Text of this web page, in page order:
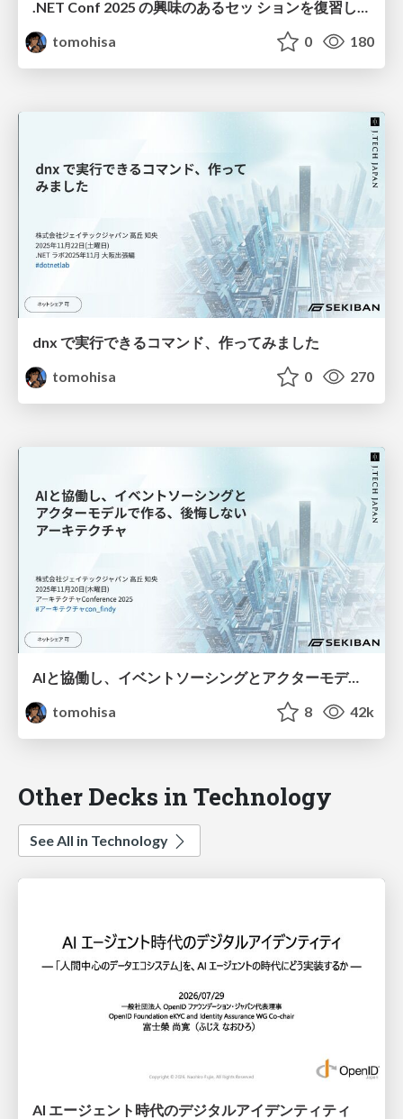
tomohisa
0 180
dnx で実行できるコマンド、作ってみました
tomohisa
0 270
AIと協働し、イベントソーシングとアクターモデルで作る後悔しないアーキテクチャ Regret-Free Architecture with AI, Event Sourcing, and Actors
tomohisa
8 42k
Other Decks in Technology
See All in Technology
AI エージェント時代のデジタルアイデンティティ